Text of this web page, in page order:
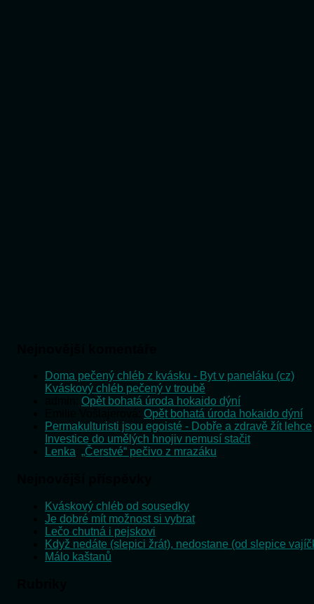
Doma pečený chléb z kvásku - Byt v paneláku (cz)
Kváskový chléb pečený v troubě
Opět bohatá úroda hokaido dýní
Opět bohatá úroda hokaido dýní
Permakulturisti jsou egoisté - Dobře a zdravě žít lehce
Investice do umělých hnojiv nemusí stačit
Lenka „Čerstvé“ pečivo z mrazáku
Kváskový chléb od sousedky
Je dobré mít možnost si vybrat
Lečo chutná i pejskovi
Když nedáte (slepici žrát), nedostane (od slepice
Málo kaštanů